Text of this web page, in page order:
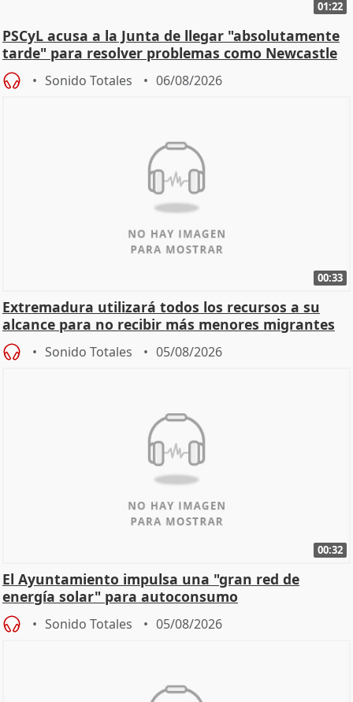
01:22
PSCyL acusa a la Junta de llegar "absolutamente
tarde" para resolver problemas como Newcastle
Sonido Totales 06/08/2026
00:33
Extremadura utilizará todos los recursos a su
alcance para no recibir más menores migrantes
Sonido Totales 05/08/2026
00:32
El Ayuntamiento impulsa una "gran red de
energía solar" para autoconsumo
Sonido Totales 05/08/2026